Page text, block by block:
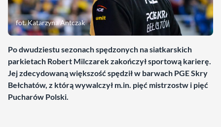
fot. Katarzyna Antczak
Po dwudziestu sezonach spędzonych na siatkarskich
parkietach Robert Milczarek zakończył sportową karierę.
Jej zdecydowaną większość spędził w barwach PGE Skry
Bełchatów, z którą wywalczył m.in. pięć mistrzostw i pięć
Pucharów Polski.